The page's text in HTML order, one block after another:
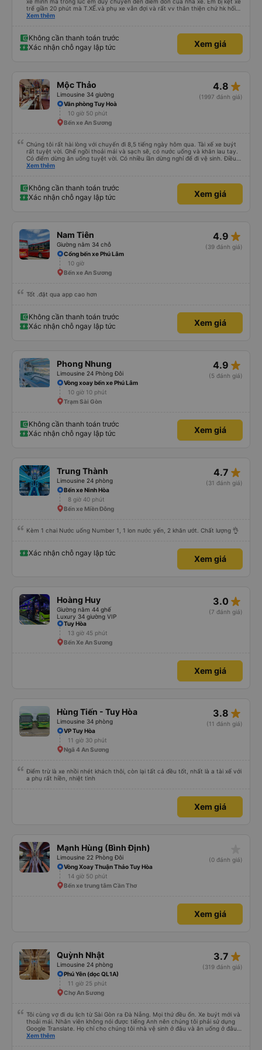
trể giần 20 phút mà T.XẾ.và phụ xe vẫn đợi và rất vv thân thiện chứ hk hối
mình như những nhà xe khác. Xe mình đi là loại xe 24p đôi . xe có rèm kéo
.và 1 trạm. Dùng cho mn ăn ún. Dù 2 trạm dùng ở cây xăng để xe nộp nhiên
liệu và cho mn đi wc nhưng nhà wc của cây xăng nhà xe này dùng rất chi là
sạch sẽ. Hk có mùi khó chiệu như những trạm khác. Mà hình như nhà xe này
phát triển mạnh hơn🥰
Xem thêm
Không cần thanh toán trước
Xác nhận chỗ ngay lập tức
Xem giá
Mộc Thảo
Limousine 34 giường
4.8 star_rate
(1997 đánh giá)
Văn phòng Tuy Hoà
10 giờ 50 phút
Bến xe An Sương
Chúng tôi rất hài lòng với chuyến đi 8,5 tiếng ngày hôm qua. Tài xế xe buýt
rất tuyệt vời. Ghế ngồi thoải mái và sạch sẽ, có nước uống và khăn lau tay.
Có điểm dừng ăn uống tuyệt vời. Có nhiều lần dừng nghỉ để đi vệ sinh. Điều
duy nhất tôi muốn đề xuất để cải thiện là cho phép thanh toán bằng thẻ
Xem thêm
Không cần thanh toán trước
Xác nhận chỗ ngay lập tức
Xem giá
Nam Tiên
Giường nằm 34 chỗ
4.9 star_rate
(39 đánh giá)
Cổng bến xe Phú Lâm
10 giờ
Bến xe An Sương
Tốt .đặt qua app cao hơn
Không cần thanh toán trước
Xác nhận chỗ ngay lập tức
Xem giá
Phong Nhung
Limousine 24 Phòng Đôi
4.9 star_rate
(5 đánh giá)
Vòng xoay bến xe Phú Lâm
10 giờ 10 phút
Trạm Sài Gòn
Không cần thanh toán trước
Xác nhận chỗ ngay lập tức
Xem giá
Trung Thành
Limousine 24 phòng
4.7 star_rate
(31 đánh giá)
Bến xe Ninh Hòa
8 giờ 40 phút
Bến xe Miền Đông
Kèm 1 chai Nước uống Number 1, 1 lon nước yến, 2 khăn ướt. Chất lượng 👌
Xác nhận chỗ ngay lập tức
Xem giá
Hoàng Huy
Giường nằm 44 ghế
Luxury 34 giường VIP
3.0 star_rate
(7 đánh giá)
Tuy Hòa
13 giờ 45 phút
Bến Xe An Sương
Xem giá
Hùng Tiến - Tuy Hòa
Limousine 34 phòng
3.8 star_rate
(11 đánh giá)
VP Tuy Hòa
11 giờ 30 phút
Ngã 4 An Sương
Điểm trừ là xe nhồi nhét khách thôi, còn lại tất cả đều tốt, nhất là a tài xế với
a phụ rất hiền, nhiệt tình
Xem giá
Mạnh Hùng (Bình Định)
Limousine 22 Phòng Đôi
(0 đánh giá)
Vòng Xoay Thuận Thảo Tuy Hòa
14 giờ 50 phút
Bến xe trung tâm Cần Thơ
Xem giá
Quỳnh Nhật
Limousine 24 phòng
3.7 star_rate
(319 đánh giá)
Phú Yên (dọc QL1A)
11 giờ 25 phút
Chợ An Sương
Tôi cùng vợ đi du lịch từ Sài Gòn ra Đà Nẵng. Mọi thứ đều ổn. Xe buýt mới và
thoải mái. Nhân viên không nói được tiếng Anh nên chúng tôi phải sử dụng
Google Translate. Họ chỉ cho chúng tôi nhà vệ sinh ở đâu và ăn uống ở đâu.
Xe buýt dừng 4 lần trong chuyến đi 16 giờ của chúng tôi. Chúng tôi đến sớm
Xem thêm